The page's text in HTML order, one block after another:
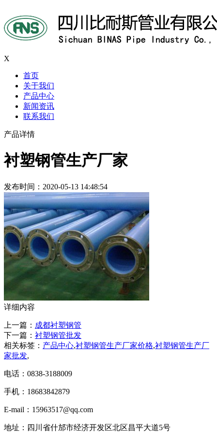
X
首页
关于我们
产品中心
新闻资讯
联系我们
产品详情
衬塑钢管生产厂家
发布时间：2020-05-13 14:48:54
详细内容
上一篇： 成都衬塑钢管
下一篇： 衬塑钢管批发
相关标签： 产品中心,衬塑钢管生产厂家价格,衬塑钢管生产厂
家批发,
电话：0838-3188009
手机：18683842879
E-mail：15963517@qq.com
地址：四川省什邡市经济开发区北区昌平大道5号